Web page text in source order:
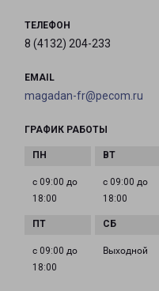
ТЕЛЕФОН
8 (4132) 204-233
EMAIL
magadan-fr@pecom.ru
ГРАФИК РАБОТЫ
с 09:00 до
18:00
с 09:00 до
18:00
с 09:00 до
18:00
Выходной